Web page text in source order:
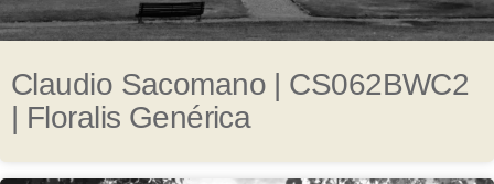
Claudio Sacomano | CS062BWC2
| Floralis Genérica